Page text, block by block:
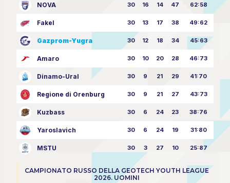
NOVA 30 16 14 47 62:58
Fakel 30 13 17 38 49:62
Gazprom-Yugra 30 12 18 34 45:63
Amaro 30 10 20 28 46:73
Dinamo-Ural 30 9 21 29 41:70
Regione di Orenburg 30 9 21 27 43:73
Kuzbass 30 6 24 23 38:76
Yaroslavich 30 6 24 19 31:80
MSTU 30 3 27 10 25:87
CAMPIONATO RUSSO DELLA GEOTECH YOUTH LEAGUE
2026. UOMINI